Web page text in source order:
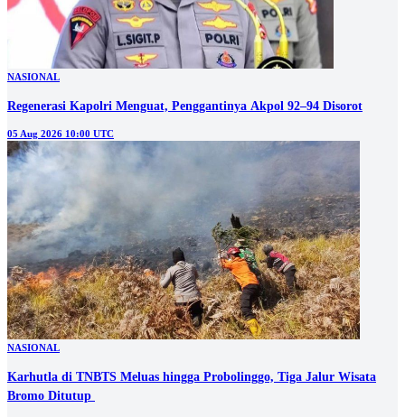
NASIONAL
Regenerasi Kapolri Menguat, Penggantinya Akpol 92–94 Disorot
05 Aug 2026 10:00 UTC
NASIONAL
Karhutla di TNBTS Meluas hingga Probolinggo, Tiga Jalur Wisata